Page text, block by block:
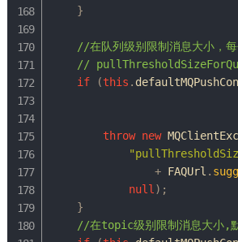
}
//在队列级别限制消息大小，
//
if
(this .
throw new
+ FAQUrl .
null ) ;
}
//在topic级别限制消息大小,